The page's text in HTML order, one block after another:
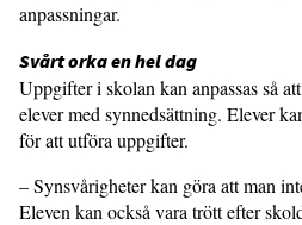
anpassningar.
Svårt orka en hel dag
Uppgifter i skolan kan anpassas så
elever med synnedsättning. Elever
för att utföra uppgifter.
– Synsvårigheter kan göra att man
Eleven kan också vara trött efter